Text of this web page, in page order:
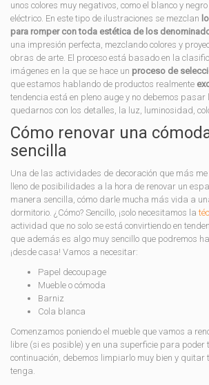
unos colores muy negativos, como el blanco y
eléctrico. En este tipo de ilustraciones se mezclan
para romper con toda estética de los
una impresión perfecta, mezclando colores y
obras de arte. El proceso está basado en la
imágenes en la que se hace un proceso de
que estamos hablando de productos realmente
tendencia está en pleno auge y no debemos
quedarnos con los detalles, la luz, luminosidad,
Cómo renovar una
sencilla
Una de las actividades de decoración que más
lleno de posibilidades a la hora de renovar un
manera sencilla, cómo darle mucha más vida a
dormitorio. ¿Cómo? Sencillo, ¡solo necesitamos la
actividad que no solo se está convirtiendo en
que además es algo muy sencillo que podremos
¡desde casa! Vamos a necesitar:
Papel decoupage
Mueble o cómoda
Barniz
Cola blanca
Comenzamos poniendo el mueble que vamos a
libre (si es posible) y en una superficie para
continuación, debemos limpiarlo muy bien y quitar
tenga.